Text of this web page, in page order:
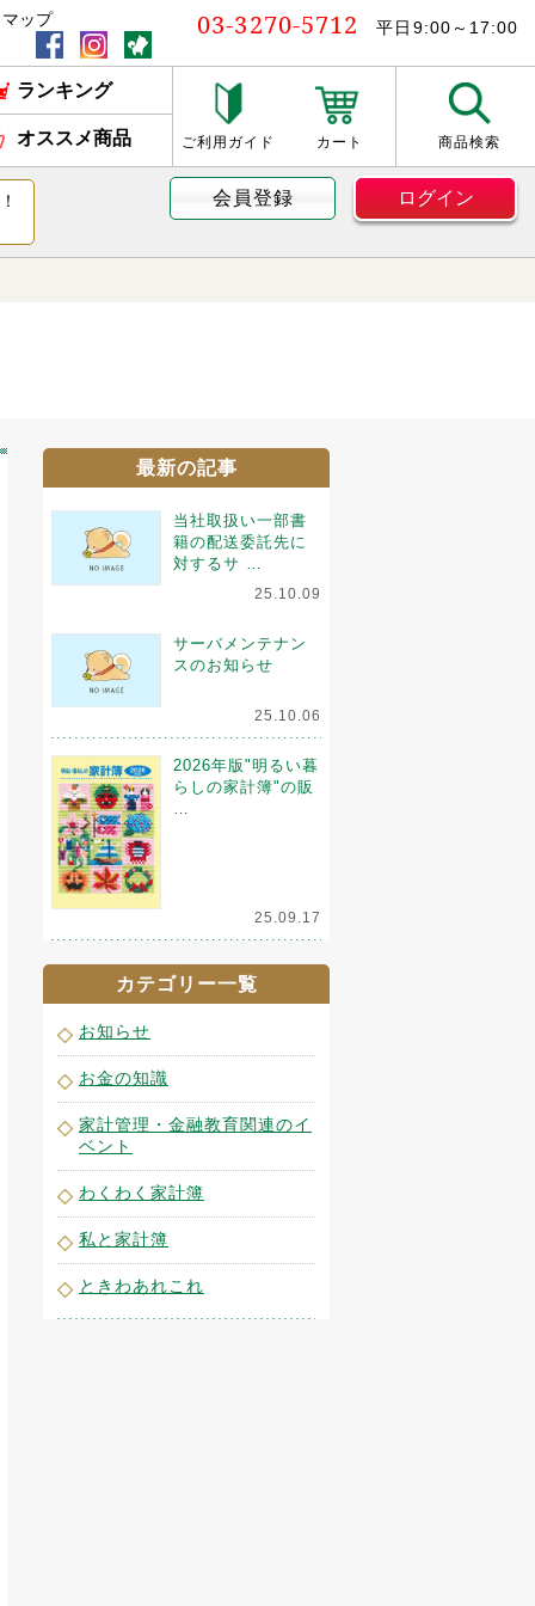
ップ 03-3270-5712 平日9:00～17:00
ランキング
オススメ商品 ご利用ガイド カート 商品検索
会員登録 ログイン
最新の記事
当社取扱い一部書
籍の配送委託先に
対するサ …
25.10.09
サーバメンテナン
スのお知らせ
25.10.06
2026年版"明るい暮
らしの家計簿"の販
25.09.17
カテゴリー一覧
お知らせ
お金の知識
家計管理・金融教育関連のイ
ベント
わくわく家計簿
私と家計簿
ときわあれこれ